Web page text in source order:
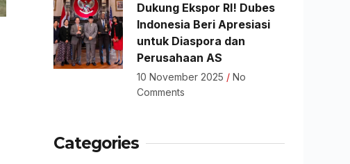
Dukung Ekspor RI! Dubes
Indonesia Beri Apresiasi
untuk Diaspora dan
Perusahaan AS
10 November 2025
No
Comments
Categories